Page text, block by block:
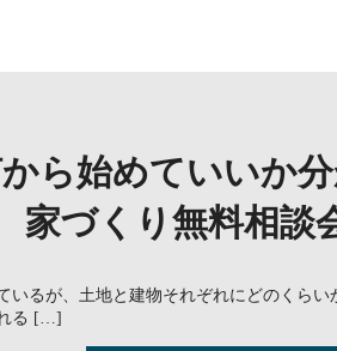
ら始めていいか分
家づくり無料相談
るが、土地と建物それぞれにどのくら
る […]